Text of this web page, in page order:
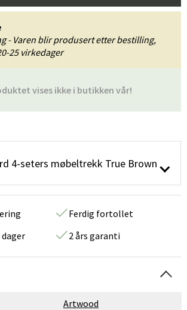
vises ikke i butikken vår!
- Varen blir produsert etter bestilling,
25 virkedager
4-seters møbeltrekk True Brown
Ferdig fortollet
2 års garanti
Artwood